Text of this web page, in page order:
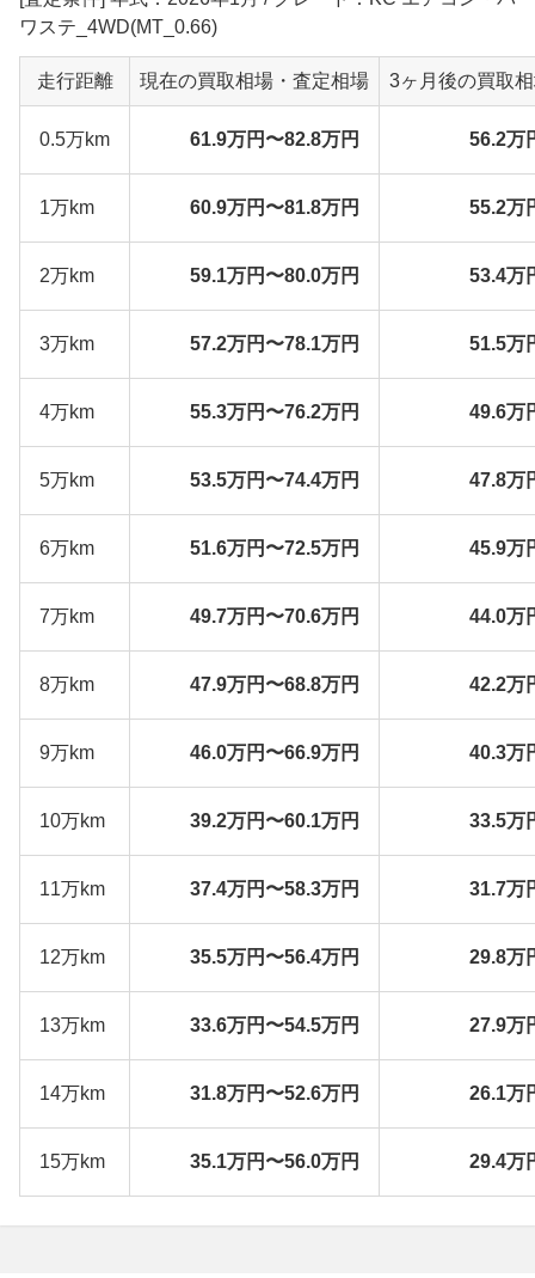
ワステ_4WD(MT_0.66)
走行距離 現在の買取相場・査定相場 3ヶ月後の買取
0.5万km 61.9万円〜82.8万円 56.2万
1万km 60.9万円〜81.8万円 55.2万
2万km 59.1万円〜80.0万円 53.4万
3万km 57.2万円〜78.1万円 51.5万
4万km 55.3万円〜76.2万円 49.6万
5万km 53.5万円〜74.4万円 47.8万
6万km 51.6万円〜72.5万円 45.9万
7万km 49.7万円〜70.6万円 44.0万
8万km 47.9万円〜68.8万円 42.2万
9万km 46.0万円〜66.9万円 40.3万
10万km 39.2万円〜60.1万円 33.5万
11万km 37.4万円〜58.3万円 31.7万
12万km 35.5万円〜56.4万円 29.8万
13万km 33.6万円〜54.5万円 27.9万
14万km 31.8万円〜52.6万円 26.1万
15万km 35.1万円〜56.0万円 29.4万